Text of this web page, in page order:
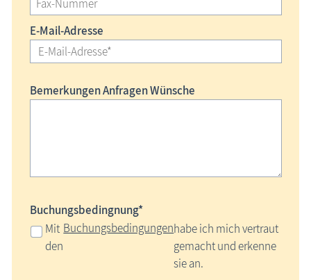
E-Mail-Adresse
Bemerkungen Anfragen Wünsche
Buchungsbedingnung*
Mit
den
Buchungsbedingungenhabe ich mich vertraut
gemacht und erkenne
sie an.